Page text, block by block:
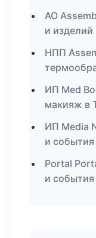
АО
и изделий
НПП
ИП Med
макияж в
ИП Media
и
Portal
и